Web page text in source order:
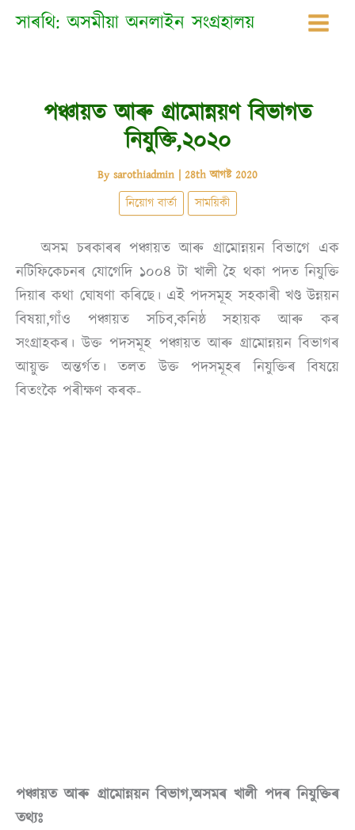
সাৰথি: অসমীয়া অনলাইন সংগ্ৰহালয়
পঞ্চায়ত আৰু গ্ৰামোন্নয়ণ বিভাগত
নিযুক্তি,২০২০
By sarothiadmin | 28th আগষ্ট 2020
নিয়োগ বাৰ্তা সাময়িকী
অসম চৰকাৰৰ পঞ্চায়ত আৰু গ্ৰামোন্নয়ন বিভাগে এক
নটিফিকেচনৰ যোগেদি ১০০৪ টা খালী হৈ থকা পদত নিযুক্তি
দিয়াৰ কথা ঘোষণা কৰিছে। এই পদসমূহ সহকাৰী খণ্ড উন্নয়ন
বিষয়া,গাঁও পঞ্চায়ত সচিব,কনিষ্ঠ সহায়ক আৰু কৰ
সংগ্ৰাহকৰ। উক্ত পদসমূহ পঞ্চায়ত আৰু গ্ৰামোন্নয়ন বিভাগৰ
আয়ুক্ত অন্তৰ্গত। তলত উক্ত পদসমূহৰ নিযুক্তিৰ বিষয়ে
বিতংকৈ পৰীক্ষণ কৰক-
পঞ্চায়ত আৰু গ্ৰামোন্নয়ন বিভাগ,অসমৰ খালী পদৰ নিযুক্তিৰ
তথ্যঃ